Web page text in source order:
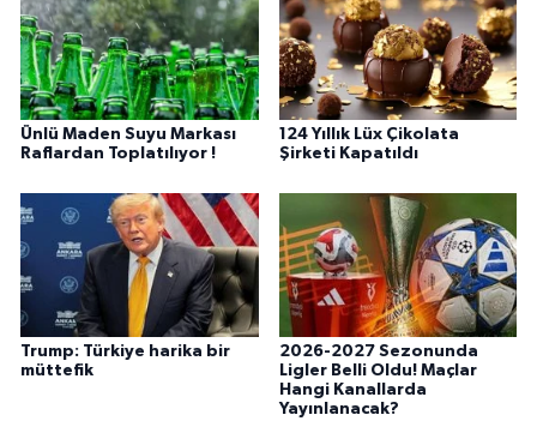
Ünlü Maden Suyu Markası
Raflardan Toplatılıyor !
124 Yıllık Lüx Çikolata
Şirketi Kapatıldı
Trump: Türkiye harika bir
müttefik
2026-2027 Sezonunda
Ligler Belli Oldu! Maçlar
Hangi Kanallarda
Yayınlanacak?